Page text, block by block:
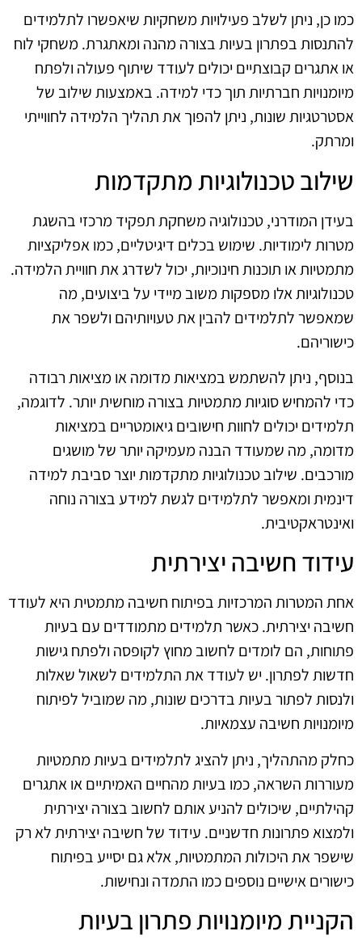
כמו כן, ניתן לשלב פעילויות משחקיות שיאפשרו לתלמידים
להתנסות בפתרון בעיות בצורה מהנה ומאתגרת. משחקי לוח
או אתגרים קבוצתיים יכולים לעודד שיתוף פעולה ולפתח
מיומנויות חברתיות תוך כדי למידה. באמצעות שילוב של
אסטרטגיות שונות, ניתן להפוך את תהליך הלמידה לחווייתי
ומרתק.
שילוב טכנולוגיות מתקדמות
בעידן המודרני, טכנולוגיה משחקת תפקיד מרכזי בהשגת
מטרות לימודיות. שימוש בכלים דיגיטליים, כמו אפליקציות
מתמטיות או תוכנות חינוכיות, יכול לשדרג את חוויית הלמידה.
טכנולוגיות אלו מספקות משוב מיידי על ביצועים, מה
שמאפשר לתלמידים להבין את טעויותיהם ולשפר את
כישוריהם.
בנוסף, ניתן להשתמש במציאות מדומה או מציאות רבודה
כדי להמחיש סוגיות מתמטיות בצורה מוחשית יותר. לדוגמה,
תלמידים יכולים לחוות חישובים גיאומטריים במציאות
מדומה, מה שמעודד הבנה מעמיקה יותר של מושגים
מורכבים. שילוב טכנולוגיות מתקדמות יוצר סביבת למידה
דינמית ומאפשר לתלמידים לגשת למידע בצורה נוחה
ואינטראקטיבית.
עידוד חשיבה יצירתית
אחת המטרות המרכזיות בפיתוח חשיבה מתמטית היא לעודד
חשיבה יצירתית. כאשר תלמידים מתמודדים עם בעיות
פתוחות, הם לומדים לחשוב מחוץ לקופסה ולפתח גישות
חדשות לפתרון. יש לעודד את התלמידים לשאול שאלות
ולנסות לפתור בעיות בדרכים שונות, מה שמוביל לפיתוח
מיומנויות חשיבה עצמאיות.
כחלק מהתהליך, ניתן להציג לתלמידים בעיות מתמטיות
מעוררות השראה, כמו בעיות מהחיים האמיתיים או אתגרים
קהילתיים, שיכולים להניע אותם לחשוב בצורה יצירתית
ולמצוא פתרונות חדשניים. עידוד של חשיבה יצירתית לא רק
שישפר את היכולות המתמטיות, אלא גם יסייע בפיתוח
כישורים אישיים נוספים כמו התמדה ונחישות.
הקניית מיומנויות פתרון בעיות